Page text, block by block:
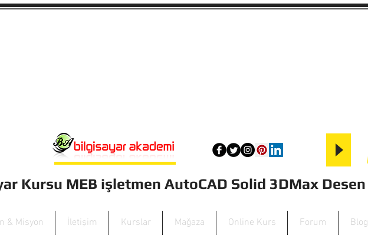
Kursu MEB işletmen AutoCAD Solid 3DMax Desen
& Misyon İletişim Kurslar Mağaza Online Kurs Forum Blog